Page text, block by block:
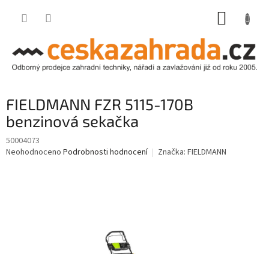
FIELDMANN FZR 5115-170B
benzinová sekačka
50004073
Průměrné
Neohodnoceno Podrobnosti hodnocení Značka: FIELDMANN